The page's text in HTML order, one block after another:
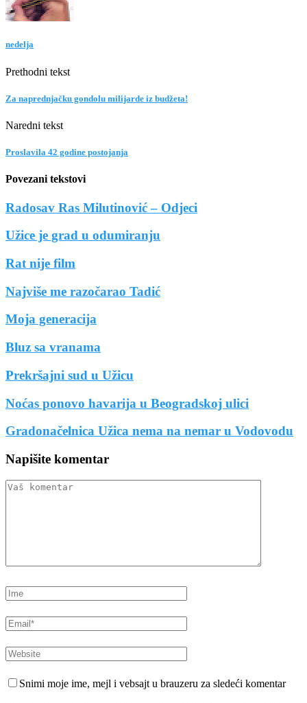
nedelja
Prethodni tekst
Za naprednjačku gondolu milijarde iz budžeta!
Naredni tekst
Proslavila 42 godine postojanja
Povezani tekstovi
Radosav Ras Milutinović – Odjeci
Užice je grad u odumiranju
Rat nije film
Najviše me razočarao Tadić
Moja generacija
Bluz sa vranama
Prekršajni sud u Užicu
Noćas ponovo havarija u Beogradskoj ulici
Gradonačelnica Užica nema na nemar u Vodovodu
Napišite komentar
Snimi moje ime, mejl i vebsajt u brauzeru za sledeći komentar